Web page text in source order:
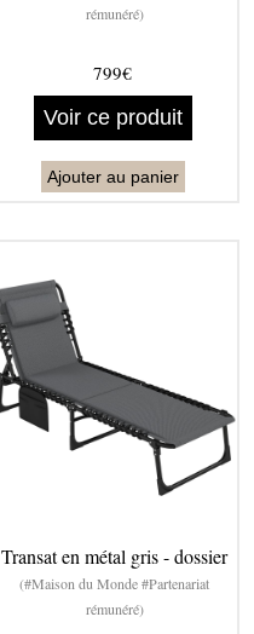
rémunéré)
799€
Voir ce produit
Ajouter au panier
Transat en métal gris - dossier
(#Maison du Monde #Partenariat
rémunéré)